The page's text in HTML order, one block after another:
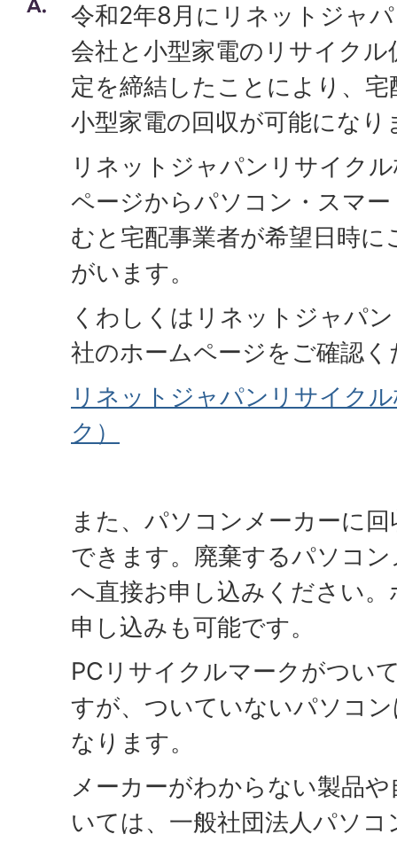
令和2年8月にリネットジャ
会社と小型家電のリサイク
定を締結したことにより、
小型家電の回収が可能になり
リネットジャパンリサイク
ページからパソコン・スマ
むと宅配事業者が希望日時
がいます。
くわしくはリネットジャパ
社のホームページをご確認く
リネットジャパンリサイク
ク）
また、パソコンメーカーに
できます。廃棄するパソコ
へ直接お申し込みください
申し込みも可能です。
PCリサイクルマークがつい
すが、ついていないパソコ
なります。
メーカーがわからない製品
いては、一般社団法人パソ